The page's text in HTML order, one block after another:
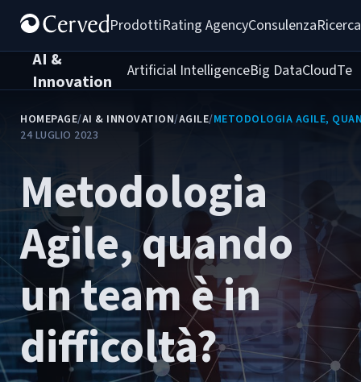
ProdottiRating AgencyConsulenza
AI &
Innovation
Artificial IntelligenceBig DataCloud
HOMEPAGE/AI & INNOVATION/AGILE/METODOLOGIA AGILE,
24 LUGLIO 2023
Metodologia
Agile, quando
un team è in
difficoltà?